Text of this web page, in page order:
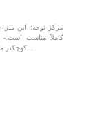
کاملاً مناسب است.-